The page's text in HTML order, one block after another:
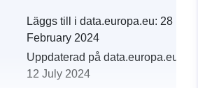
Läggs till i data.europa.eu: 28
February 2024
Uppdaterad på data.europa.eu:
12 July 2024